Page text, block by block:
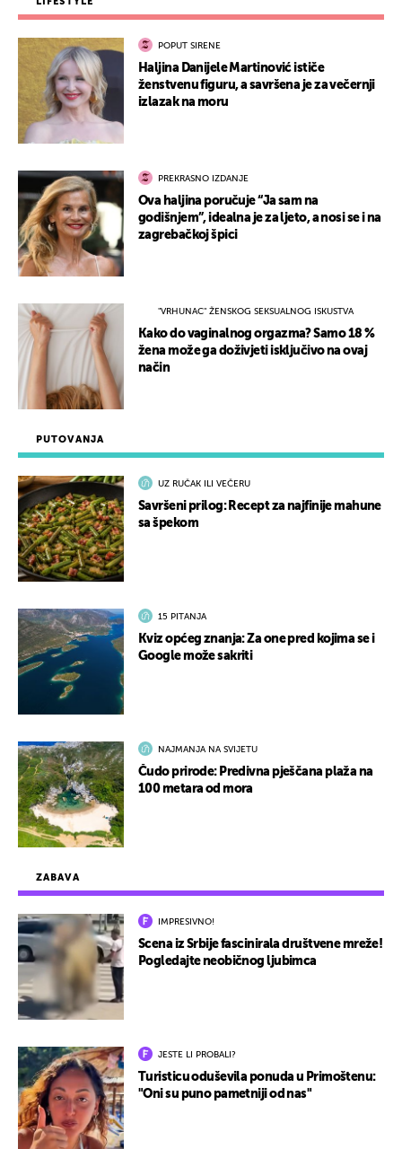
ZABAVA
IMPRESIVNO!
Scena iz Srbije fascinirala društvene mreže!
Pogledajte neobičnog ljubimca
JESTE LI PROBALI?
Turisticu oduševila ponuda u Primoštenu:
"Oni su puno pametniji od nas"
PUTOVANJA
UZ RUČAK ILI VEČERU
Savršeni prilog: Recept za najfinije mahune
sa špekom
15 PITANJA
Kviz općeg znanja: Za one pred kojima se i
Google može sakriti
NAJMANJA NA SVIJETU
Čudo prirode: Predivna pješčana plaža na
100 metara od mora
POPUT SIRENE
Haljina Danijele Martinović ističe
ženstvenu figuru, a savršena je za večernji
izlazak na moru
PREKRASNO IZDANJE
Ova haljina poručuje “Ja sam na
godišnjem”, idealna je za ljeto, a nosi se i na
zagrebačkoj špici
"VRHUNAC" ŽENSKOG SEKSUALNOG ISKUSTVA
Kako do vaginalnog orgazma? Samo 18 %
žena može ga doživjeti isključivo na ovaj
način